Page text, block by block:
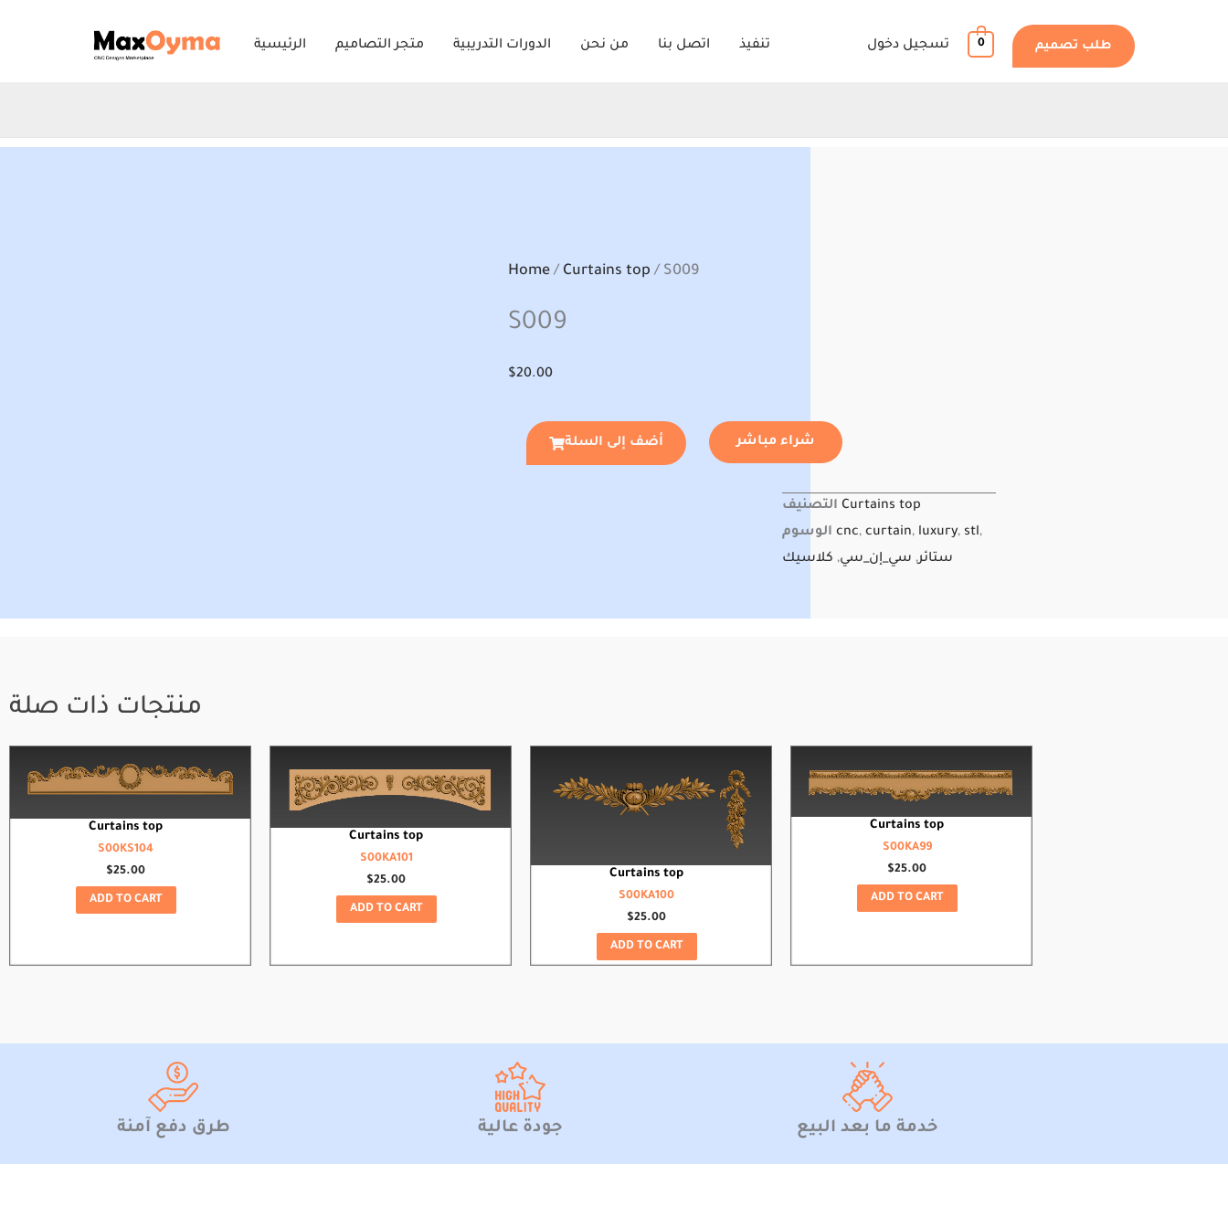
الرئيسية متجر التصاميم الدورات التدريبية من نحن اتصل بنا تنفيذ تسجيل دخول 0 طلب تصميم
Home / Curtains top / S009
S009
$20.00
أضف إلى السلة شراء مباشر
التصنيف Curtains top
الوسوم cnc, curtain, luxury, stl,
ستائر, سي_إن_سي, كلاسيك
منتجات ذات صلة
Curtains top
S00KS104
$25.00
ADD TO CART
Curtains top
S00KA101
$25.00
ADD TO CART
Curtains top
S00KA100
$25.00
ADD TO CART
Curtains top
S00KA99
$25.00
ADD TO CART
طرق دفع آمنة جودة عالية خدمة ما بعد البيع